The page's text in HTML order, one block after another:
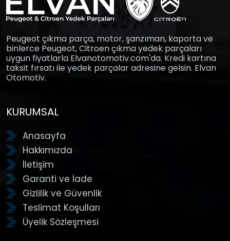
Peugeot çıkma parça, motor, şanzıman, kaporta ve
binlerce Peugeot, Citroen çıkma yedek parçaları
uygun fiyatlarla Elvanotomotiv.com'da. Kredi kartına
taksit fırsatı ile yedek parçalar adresine gelsin. Elvan
Otomotiv.
KURUMSAL
Anasayfa
Hakkımızda
İletişim
Garanti ve İade
Gizlilik ve Güvenlik
Teslimat Koşulları
Üyelik Sözleşmesi